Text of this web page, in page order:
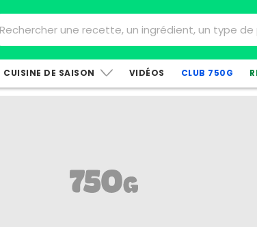
CUISINE DE SAISON VIDÉOS CLUB 750G